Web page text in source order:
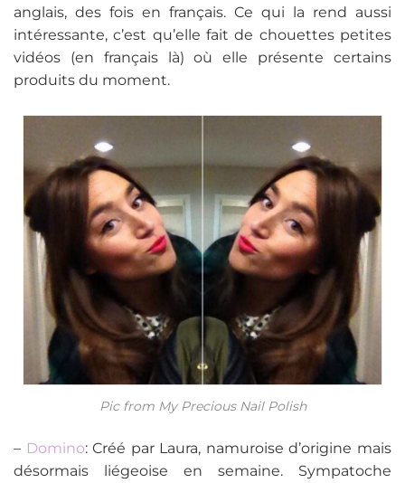
anglais, des fois en français. Ce qui la rend aussi
intéressante, c’est qu’elle fait de chouettes petites
vidéos (en français là) où elle présente certains
produits du moment.
Pic from My Precious Nail Polish
– Domino: Créé par Laura, namuroise d’origine mais
désormais liégeoise en semaine. Sympatoche